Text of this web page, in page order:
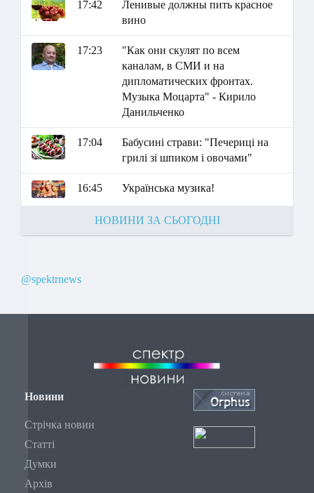
17:42
Ленивые должны пить красное
вино
17:23
"Как они скулят по всем
каналам, в СМИ и на
дипломатических фронтах.
Музыка Моцарта" - Кирило
Данильченко
17:04
Бабусині страви: "Печериці на
грилі зі шпиком і овочами"
16:45 Українська музика!
НОВИНИ ЗА СЬОГОДНІ
@spektrnews
Новини
Стрічка новин
Статті
Думки
Архів